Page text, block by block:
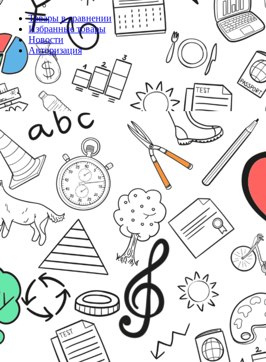
Товары в сравнении
Избранные товары
Новости
Авторизация